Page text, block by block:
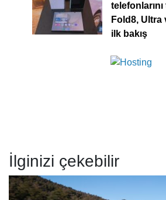
telefonlarını
Fold8, Ultra
ilk bakış
İlginizi çekebilir